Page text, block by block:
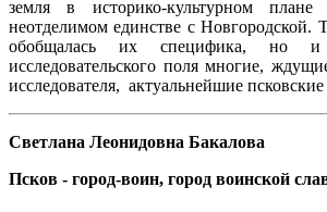
земля в историко-культурном плане
неотделимом единстве с Новгородской.
обобщалась их специфика, но и
исследовательского поля многие,
исследователя, актуальнейшие
Светлана Леонидовна Бакалова
Псков - город-воин, город воинской